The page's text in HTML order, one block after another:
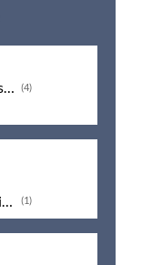
Université de Strasbourg - Ressources en ligne
(4)
(1)